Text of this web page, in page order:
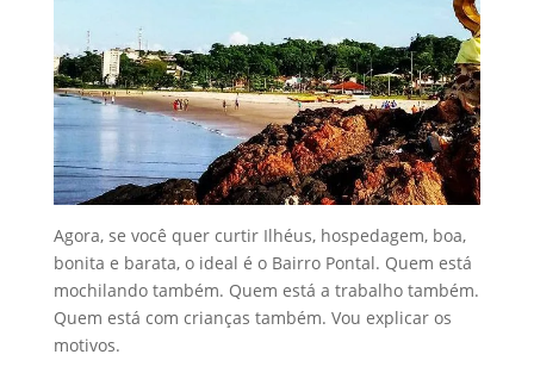
Agora, se você quer curtir Ilhéus, hospedagem, boa,
bonita e barata, o ideal é o Bairro Pontal. Quem está
mochilando também. Quem está a trabalho também.
Quem está com crianças também. Vou explicar os
motivos.